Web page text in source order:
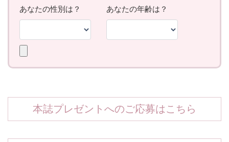
本誌プレゼントへのご応募はこちら